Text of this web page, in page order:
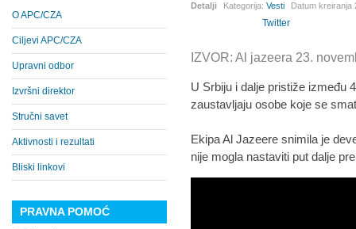
Detalji Kategorija:Vesti Datum kreiranja
Twitter
IZVOR: Al jazeera 23.
U Srbiju i dalje pristiže između
zaustavljaju osobe koje se
Ekipa Al Jazeere snimila je
nije mogla nastaviti put dalje
O APC/CZA
Ciljevi APC/CZA
Upravni odbor
Izvršni direktor
Stručni savet
Aktivnosti i rezultati
Bliski linkovi
PRAVNA POMOĆ